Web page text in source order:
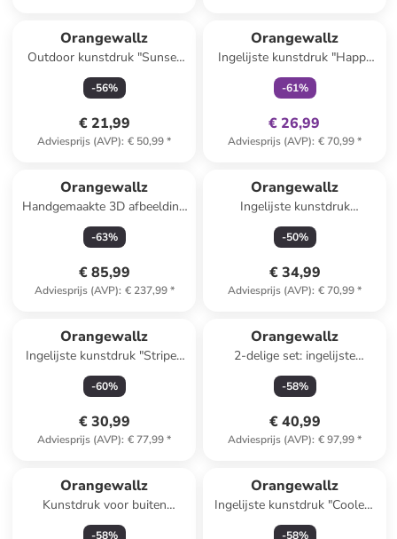
Orangewallz
Outdoor kunstdruk "Sunset
Lavender Field"
-56%
€ 21,99
Adviesprijs (AVP): € 50,99*
Orangewallz
Ingelijste kunstdruk "Happy
Things"
-61%
€ 26,99
Adviesprijs (AVP): € 70,99*
Orangewallz
Handgemaakte 3D afbeelding
"Layers" - (B)50 x (H)70 cm
-63%
€ 85,99
Adviesprijs (AVP): € 237,99*
Orangewallz
Ingelijste kunstdruk
"Relaxing"
-50%
€ 34,99
Adviesprijs (AVP): € 70,99*
Orangewallz
Ingelijste kunstdruk "Striped
Lady"
-60%
€ 30,99
Adviesprijs (AVP): € 77,99*
Orangewallz
2-delige set: ingelijste
kunstdrukken
-58%
€ 40,99
Adviesprijs (AVP): € 97,99*
Orangewallz
Kunstdruk voor buiten
"Balloon Girl Colourful" -
-58%
Orangewallz
Ingelijste kunstdruk "Coolest
King"
-58%